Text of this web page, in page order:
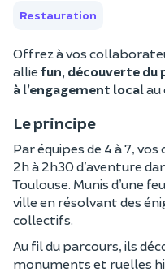
Restauration
Offrez à vos
allie fun, découverte
à l’engagement localau
Le principe
Par équipes de 4 à 7,
2h à 2h30 d’aventure
Toulouse. Munis d’une
ville en résolvant des
collectifs.
Au fil du parcours, ils
monuments et ruelles